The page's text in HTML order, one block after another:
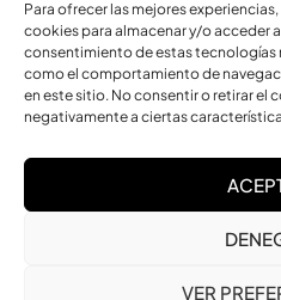
Para ofrecer las mejores
cookies para almacenar y/o acceder
consentimiento de estas
como el comportamiento de
en este sitio. No consentir o retirar el
negativamente a ciertas
VER
C. Bardenas Reales, 11, bajo
31006 Pamplona
Navarra